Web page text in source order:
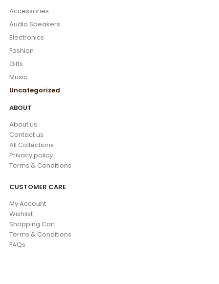
Accessories
Audio Speakers
Electronics
Fashion
Gifts
Music
Uncategorized
ABOUT
About us
Contact us
All Collections
Privacy policy
Terms & Conditions
CUSTOMER CARE
My Account
Wishlist
Shopping Cart
Terms & Conditions
FAQs